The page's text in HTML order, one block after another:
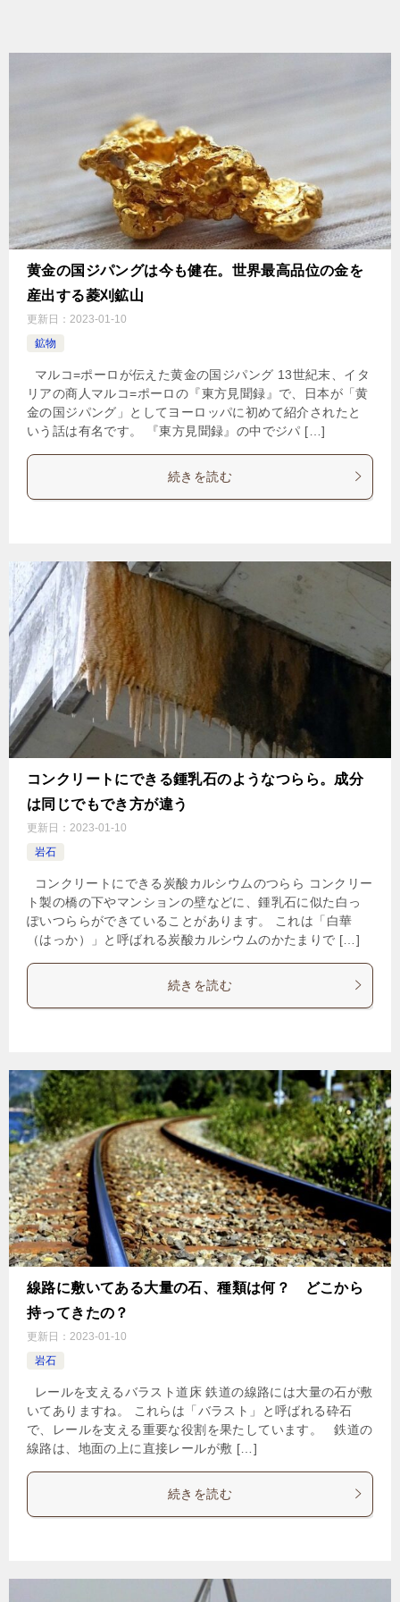
黄金の国ジパングは今も健在。世界最高品位の金を
産出する菱刈鉱山
更新日： 2023-01-10
鉱物
マルコ=ポーロが伝えた黄金の国ジパング 13世紀末、イタ
リアの商人マルコ=ポーロの『東方見聞録』で、日本が「黄
金の国ジパング」としてヨーロッパに初めて紹介されたと
いう話は有名です。 『東方見聞録』の中でジパ […]
続きを読む
コンクリートにできる鍾乳石のようなつらら。成分
は同じでもでき方が違う
更新日： 2023-01-10
岩石
コンクリートにできる炭酸カルシウムのつらら コンクリー
ト製の橋の下やマンションの壁などに、鍾乳石に似た白っ
ぽいつららができていることがあります。 これは「白華
（はっか）」と呼ばれる炭酸カルシウムのかたまりで […]
続きを読む
線路に敷いてある大量の石、種類は何？ どこから
持ってきたの？
更新日： 2023-01-10
岩石
レールを支えるバラスト道床 鉄道の線路には大量の石が敷
いてありますね。 これらは「バラスト」と呼ばれる砕石
で、レールを支える重要な役割を果たしています。 鉄道の
線路は、地面の上に直接レールが敷 […]
続きを読む